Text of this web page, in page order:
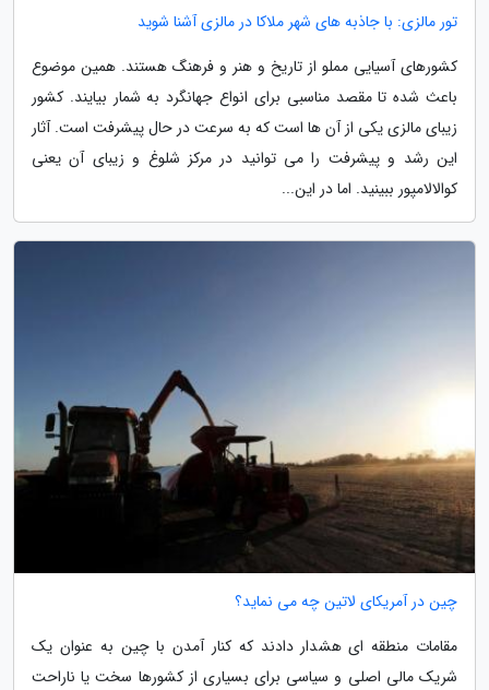
تور مالزی: با جاذبه های شهر ملاکا در مالزی آشنا شوید
کشورهای آسیایی مملو از تاریخ و هنر و فرهنگ هستند. همین موضوع
باعث شده تا مقصد مناسبی برای انواع جهانگرد به شمار بیایند. کشور
زیبای مالزی یکی از آن ها است که به سرعت در حال پیشرفت است. آثار
این رشد و پیشرفت را می توانید در مرکز شلوغ و زیبای آن یعنی
کوالالامپور ببینید. اما در این...
چین در آمریکای لاتین چه می نماید؟
مقامات منطقه ای هشدار دادند که کنار آمدن با چین به عنوان یک
شریک مالی اصلی و سیاسی برای بسیاری از کشورها سخت یا ناراحت